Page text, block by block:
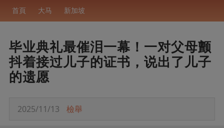
首頁 大马 新加坡
毕业典礼最催泪一幕！一对父母颤
抖着接过儿子的证书，说出了儿子
的遗愿
2025/11/13 檢舉